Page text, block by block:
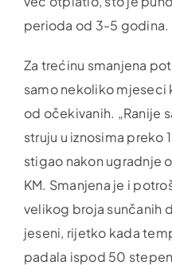
perioda od 3-5 godina.
Za trećinu smanjena
samo nekoliko mjeseci
od očekivanih. „Ranije
struju u iznosima preko
stigao nakon ugradnje
KM. Smanjena je i
velikog broja sunčanih
jeseni, rijetko kada
padala ispod 50